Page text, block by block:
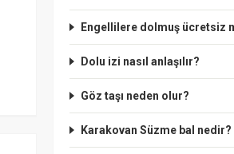
Engellilere dolmuş ücretsiz
Dolu izi nasıl anlaşılır?
Göz taşı neden olur?
Karakovan Süzme bal nedir?